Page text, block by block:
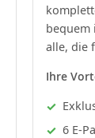
bequem
alle, die
Ihre
6 E-